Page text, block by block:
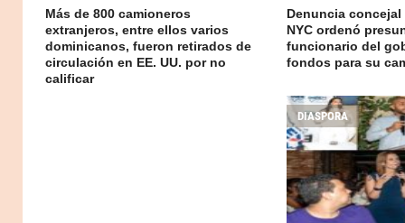
Más de 800 camioneros
extranjeros, entre ellos varios
dominicanos, fueron retirados de
circulación en EE. UU. por no
calificar
Denuncia
NYC ordenó
funcionario del
fondos para su
DIASPORA